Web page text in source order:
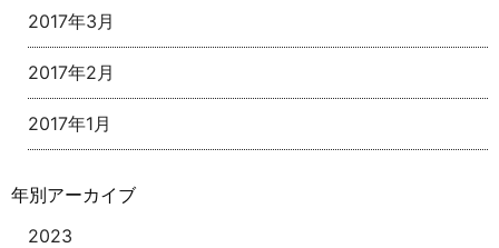
2017年3月
2017年2月
2017年1月
年別アーカイブ
2023